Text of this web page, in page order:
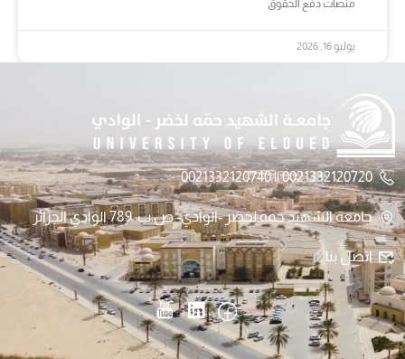
منصات دفع الحقوق
يوليو 16, 2026
0021332120720 || 0021332120740
جامعة الشهيد حمه لخضر -الوادي- ص.ب: 789 الوادي الجزائر
اتصل بنا